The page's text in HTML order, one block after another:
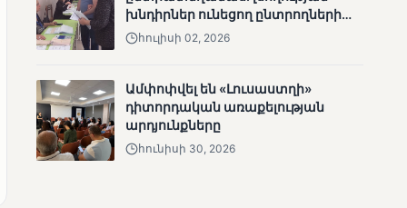
Մատչելի
ընտրություններ՝ դեռևս
դիտորդական
առաքելության
արդյունքները
խնդիրներ ունեցող ընտրողների
ճանապարհը
հուլիսի 02, 2026
Ամփոփվել են «Լուսաստղի»
դիտորդական առաքելության
արդյունքները
հունիսի 30, 2026